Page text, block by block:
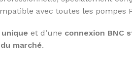
avec toutes les
et d’une connexion BNC
marché.